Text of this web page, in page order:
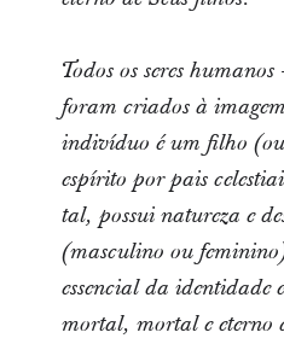
Todos os seres
foram criados à
indivíduo é um filho
espírito por pais
tal, possui natureza e
(masculino ou
essencial da identidade
mortal, mortal e eterno